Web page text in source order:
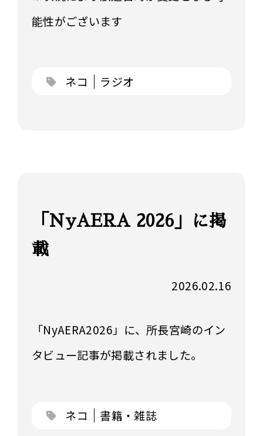
能性がございます
ネコ ラジオ
「NyAERA 2026」に掲
載
2026.02.16
「NyAERA2026」に、所長宮崎のイン
タビュー記事が掲載されました。
ネコ 書籍・雑誌